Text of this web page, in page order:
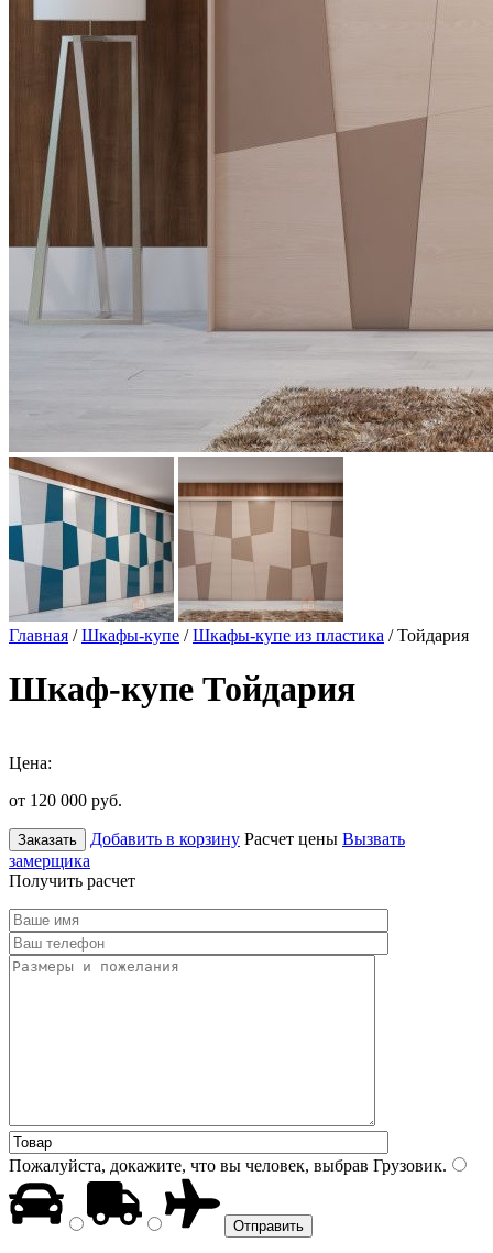
Главная /Шкафы-купе /Шкафы-купе из пластика / Тойдария
Шкаф-купе Тойдария
Цена:
от 120 000 руб.
Заказать Добавить в корзину Расчет цены Вызвать
замерщика
Получить расчет
Пожалуйста, докажите, что вы человек, выбрав Грузовик.